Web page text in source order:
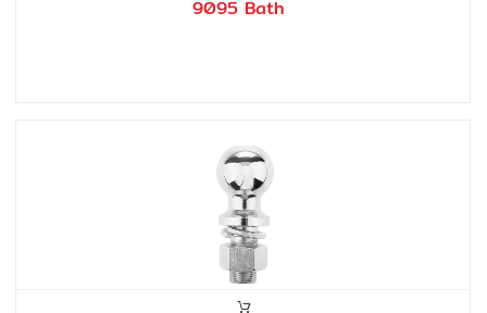
9095 Bath